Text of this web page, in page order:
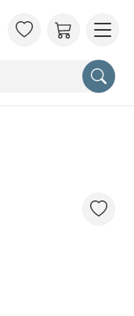
OM
FAQ